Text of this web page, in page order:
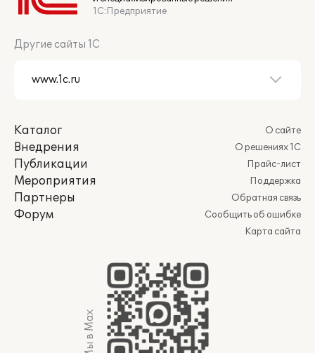
1С:Предприятие
Другие сайты 1С
Каталог
Внедрения
Публикации
Мероприятия
Партнеры
Форум
О сайте
О решениях 1С
Прайс-лист
Поддержка
Обратная связь
Сообщить об ошибке
Карта сайта
Мы в Max